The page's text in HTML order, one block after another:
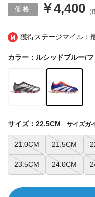
獲得ステージマイル：
￥4,400 (
カラー：ルシッドブルー/
21.0CM 21.5CM
23.5CM 24.0CM
サイズ：22.5CM サイズガ